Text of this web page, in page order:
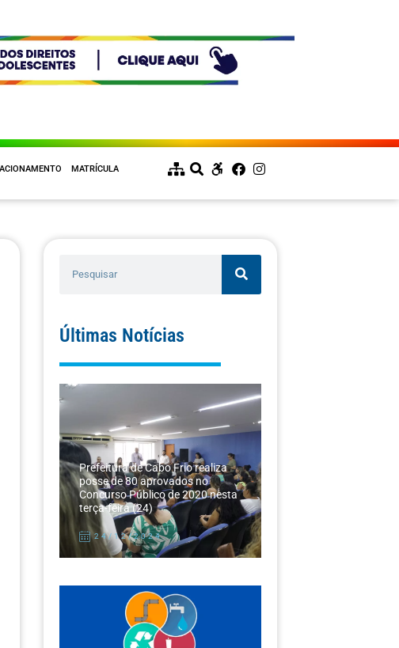
MATRÍCULA
Últimas Notícias
Prefeitura de Cabo Frio realiza
posse de 80 aprovados no
Concurso Público de 2020 nesta
terça-feira (24)
24/12/2024